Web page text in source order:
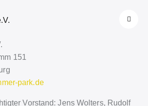
151
park.de
Vorstand: Jens Wolters, Rudolf